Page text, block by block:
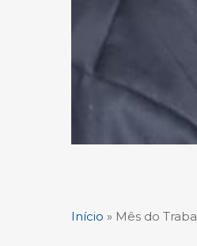
Início » Mês do